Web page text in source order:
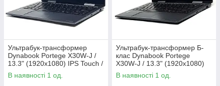
Ультрабук-трансформер
Dynabook Portege X30W-J /
13.3" (1920x1080) IPS Touch /
Intel Core i5-1135G7 (4 (8)
ядра по 2.4 - 4.2 GHz) /
В наявності 1 од.
Ультрабук-трансформер Б-
клас Dynabook Portege
X30W-J / 13.3" (1920x1080)
IPS Touch / Intel Core i5-
1135G7 (4 (8) ядра по 2.4 -
В наявності 1 од.